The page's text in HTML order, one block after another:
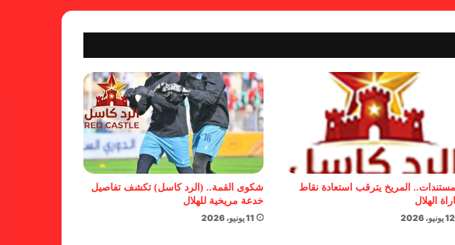
بمذكرة تفاهم
شكوى الهلال.. خطوة مريخية وغضب
على الأمين العام والمسابقات
بسبب “الصفر الدولي” .. ريجيكامب
يهرب من الهلال
المريخ يترقب استعادة نقاط
الهلال
12 يونيو، 2026
شكوى القمة.. (الرد كاسل) تكشف تفاصيل
خدعة مريخية للهلال
11 يونيو، 2026